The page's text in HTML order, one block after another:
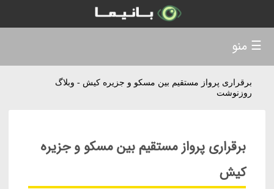
برقراری پرواز مستقیم بین مسکو و جزیره کیش - وبلاگ
روزنوشت
برقراری پرواز مستقیم بین مسکو و جزیره
کیش
☰ منو